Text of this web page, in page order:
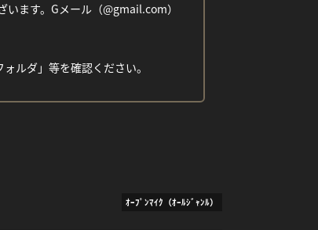
ます。Gメール（@gmail.com）
ルダ」等を確認ください。
ｵｰﾌﾟﾝﾏｲｸ（ｵｰﾙｼﾞｬﾝﾙ）